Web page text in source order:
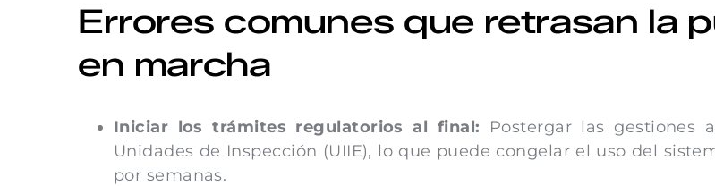
Errores comunes que retrasan la
en marcha
Iniciar los trámites regulatorios al final: Postergar las gestiones
Unidades de Inspección (UIIE), lo que puede congelar el uso del
por semanas.